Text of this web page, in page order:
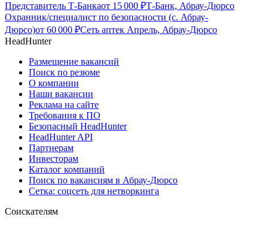
Представитель Т-Банкаот 15 000 ₽Т-Банк, Абрау-Дюрсо
Охранник/специалист по безопасности (с. Абрау-
Дюрсо)от 60 000 ₽Сеть аптек Апрель, Абрау-Дюрсо
HeadHunter
Размещение вакансий
Поиск по резюме
О компании
Наши вакансии
Реклама на сайте
Требования к ПО
Безопасный HeadHunter
HeadHunter API
Партнерам
Инвесторам
Каталог компаний
Поиск по вакансиям в Абрау-Дюрсо
Сетка: соцсеть для нетворкинга
Соискателям